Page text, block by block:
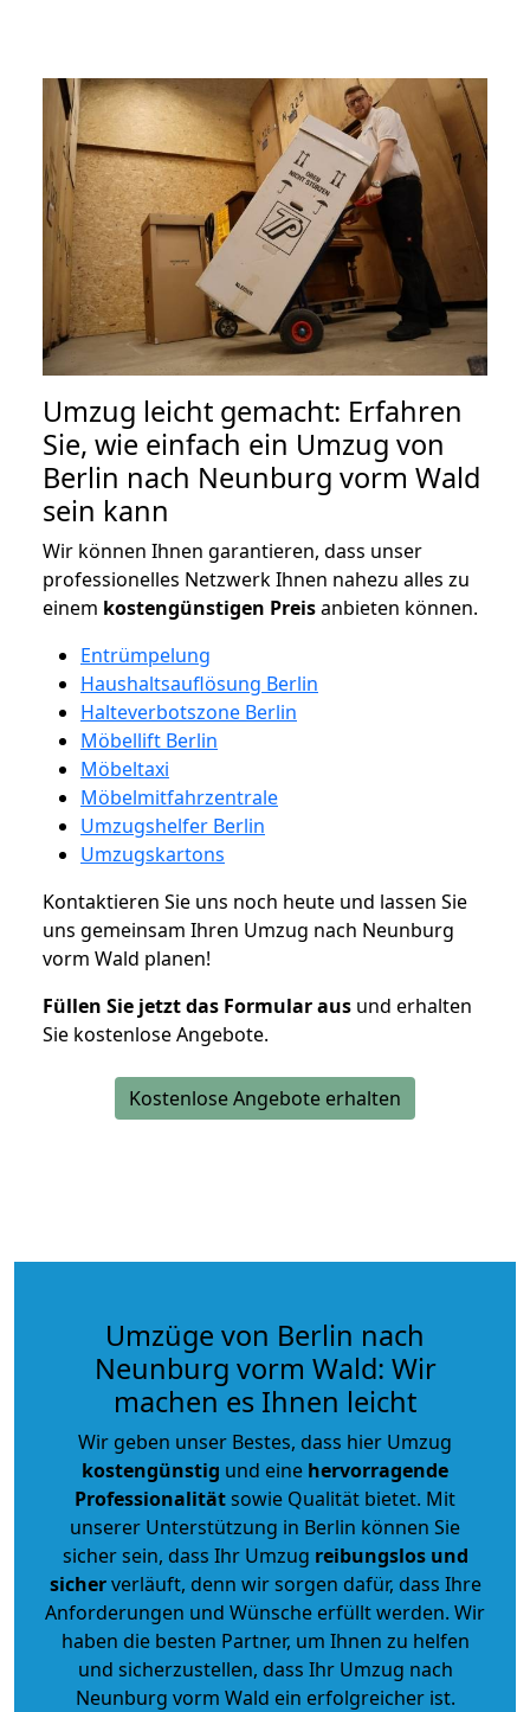
Umzug leicht gemacht: Erfahren
Sie, wie einfach ein Umzug von
Berlin nach Neunburg vorm Wald
sein kann
Wir können Ihnen garantieren, dass unser
professionelles Netzwerk Ihnen nahezu alles zu
einem kostengünstigen Preisanbieten können.
Entrümpelung
Haushaltsauflösung Berlin
Halteverbotszone Berlin
Möbellift Berlin
Möbeltaxi
Möbelmitfahrzentrale
Umzugshelfer Berlin
Umzugskartons
Kontaktieren Sie uns noch heute und lassen Sie
uns gemeinsam Ihren Umzug nach Neunburg
vorm Wald planen!
Füllen Sie jetzt das Formular aus und erhalten
Sie kostenlose Angebote.
Kostenlose Angebote erhalten
Umzüge von Berlin nach
Neunburg vorm Wald: Wir
machen es Ihnen leicht
Wir geben unser Bestes, dass hier Umzug
kostengünstig und eine hervorragende
Professionalitätsowie Qualität bietet. Mit
unserer Unterstützung in Berlin können Sie
sicher sein, dass Ihr Umzug reibungslos und
sicherverläuft, denn wir sorgen dafür, dass Ihre
Anforderungen und Wünsche erfüllt werden. Wir
haben die besten Partner, um Ihnen zu helfen
und sicherzustellen, dass Ihr Umzug nach
Neunburg vorm Wald ein erfolgreicher ist.